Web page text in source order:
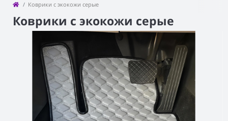
Коврики с экокожи серые
Коврики с экокожи серые